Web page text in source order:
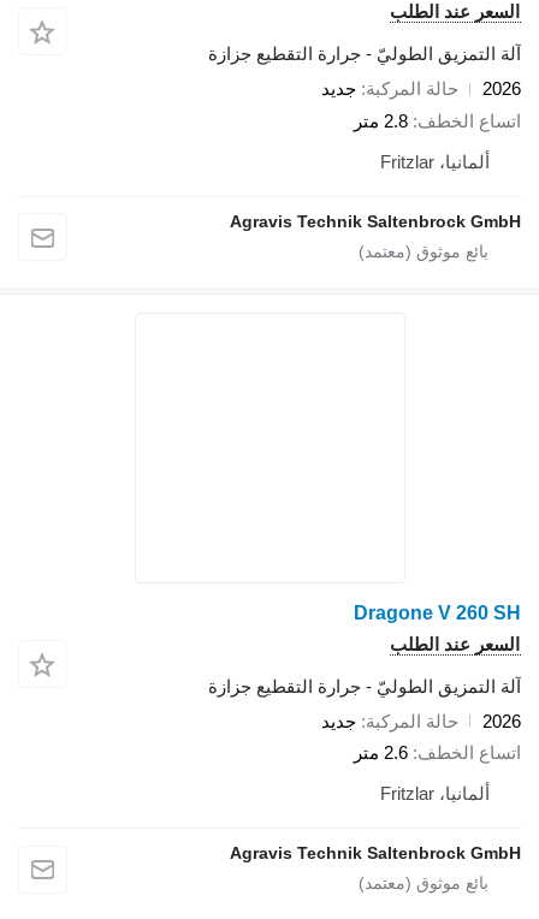
عند الطلب
الطوليّ - جرارة التقطيع جزازة
حالة المركبة جديد
الخطف
2.8 متر
Agravis Technik Saltenbrock
Dragone V
عند الطلب
الطوليّ - جرارة التقطيع جزازة
حالة المركبة جديد
الخطف
2.6 متر
Agravis Technik Saltenbrock